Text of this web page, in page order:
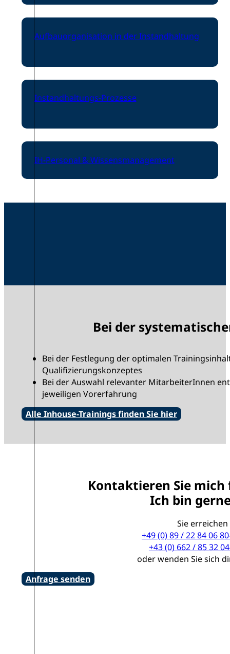
Aufbauorganisation in der Instandhaltung
Instandhaltungs-Prozesse
IH-Personal & Wissensmanagement
Bei der
Bei der Festlegung der optimalen
Qualifizierungskonzeptes
Bei der Auswahl relevanter MitarbeiterInnen
jeweiligen Vorerfahrung
Alle Inhouse-Trainings finden Sie hier
Kontaktieren Sie
Ich bin
Sie
+49 (0) 89 / 22 84 06
+43 (0) 662 / 85 32
oder wenden Sie sich
Anfrage senden